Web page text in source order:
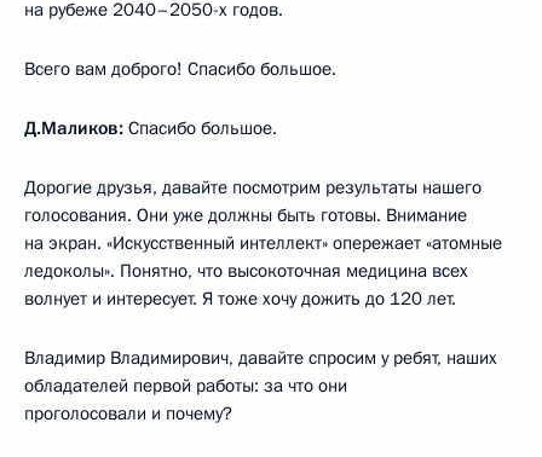
на рубеже 2040–2050-х годов.
Всего вам доброго! Спасибо большое.
Д.Маликов: Спасибо большое.
Дорогие друзья, давайте посмотрим результаты нашего
голосования. Они уже должны быть готовы. Внимание
на экран. «Искусственный интеллект» опережает «атомные
ледоколы». Понятно, что высокоточная медицина всех
волнует и интересует. Я тоже хочу дожить до 120 лет.
Владимир Владимирович, давайте спросим у ребят, наших
обладателей первой работы: за что они
проголосовали и почему?